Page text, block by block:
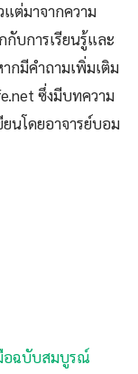
แต่มาจากความ
บการเรียนรู้และ
กมีคำถามเพิ่มเติม
ซึ่งมีบทความ
นโดยอาจารย์บอม
อฉบับสมบูรณ์